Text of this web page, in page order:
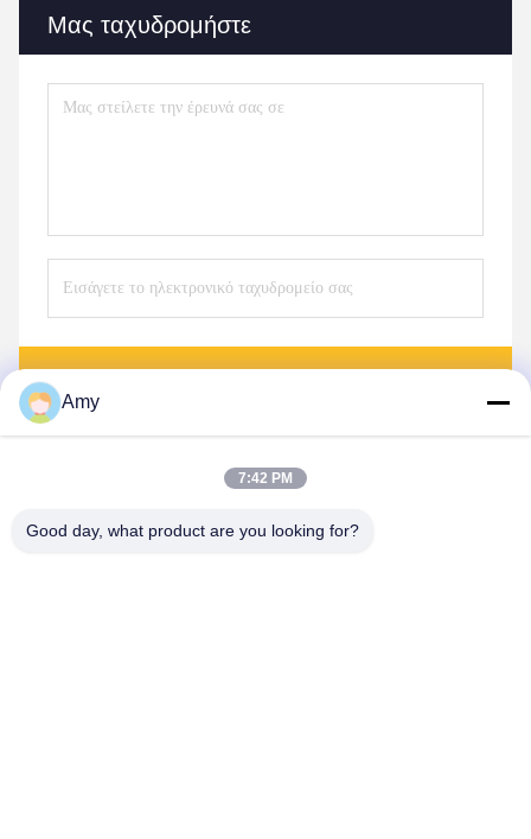
Μας ταχυδρομήστε
Amy
7:42 PM
Good day, what product are you looking for?